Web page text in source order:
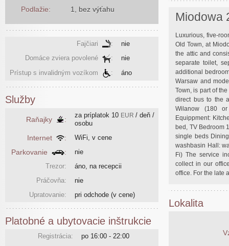
Miodowa
Luxurious, five-
Old Town, at
the attic and
separate toilet,
additional
Warsaw and
Town, is part of
direct bus to the
Wilanow (180
Equippment:
bed, TV Bedroom
single beds
washbasin Hall:
Fi) The service
collect in our
office. For the late
Lokalita
Podlažie: 1, bez výťahu
Fajčiari :
nie
Domáce zviera povolené
:
nie
Prístup s invalidným vozíkom
: áno
Služby
Raňajky :
za príplatok 10 EUR / deň /
osobu
Internet : WiFi, v cene
Parkovanie :
nie
Trezor:
áno, na recepcii
Práčovňa:
nie
Upratovanie:
pri odchode (v cene)
Platobné a ubytovacie inštrukcie
Registrácia:
po 16:00 - 22:00